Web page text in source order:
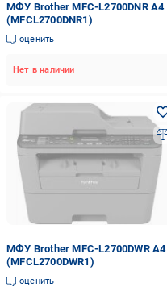
МФУ Brother MFC-L2700DNR А4
(MFCL2700DNR1)
оценить
Нет в наличии
МФУ Brother MFC-L2700DWR А4
(MFCL2700DWR1)
оценить